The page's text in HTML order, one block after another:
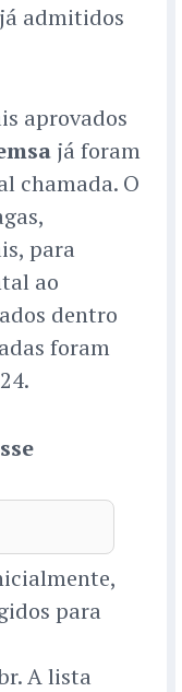
admitidos
aprovados
já foram
chamada. O
para
ao
dentro
foram
para
A lista